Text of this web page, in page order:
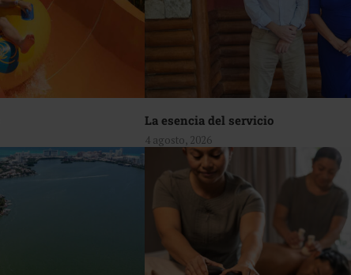
La esencia del servicio
4 agosto, 2026